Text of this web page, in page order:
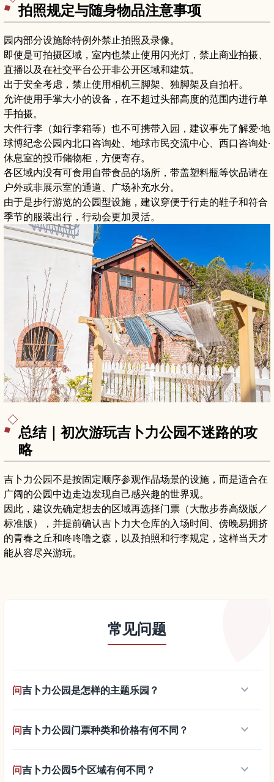
拍照规定与随身物品注意事项
园内部分设施除特例外禁止拍照及录像。
即使是可拍摄区域，室内也禁止使用闪光灯，禁止商业拍摄、
直播以及在社交平台公开非公开区域和建筑。
出于安全考虑，禁止使用相机三脚架、独脚架及自拍杆。
允许使用手掌大小的设备，在不超过头部高度的范围内进行单
手拍摄。
大件行李（如行李箱等）也不可携带入园，建议事先了解爱·地
球博纪念公园内北口咨询处、地球市民交流中心、西口咨询处·
休息室的投币储物柜，方便寄存。
各区域内没有可食用自带食品的场所，带盖塑料瓶等饮品请在
户外或非展示室的通道、广场补充水分。
由于是步行游览的公园型设施，建议穿便于行走的鞋子和符合
季节的服装出行，行动会更加灵活。
总结｜初次游玩吉卜力公园不迷路的攻
略
吉卜力公园不是按固定顺序参观作品场景的设施，而是适合在
广阔的公园中边走边发现自己感兴趣的世界观。
因此，建议先确定想去的区域再选择门票（大散步券高级版／
标准版），并提前确认吉卜力大仓库的入场时间、傍晚易拥挤
的青春之丘和咚咚噜之森，以及拍照和行李规定，这样当天才
能从容尽兴游玩。
常见问题
问吉卜力公园是怎样的主题乐园？ keyboard_arrow_down
问吉卜力公园门票种类和价格有何不同？ keyboard_arrow_down
问吉卜力公园5个区域有何不同？ keyboard_arrow_down